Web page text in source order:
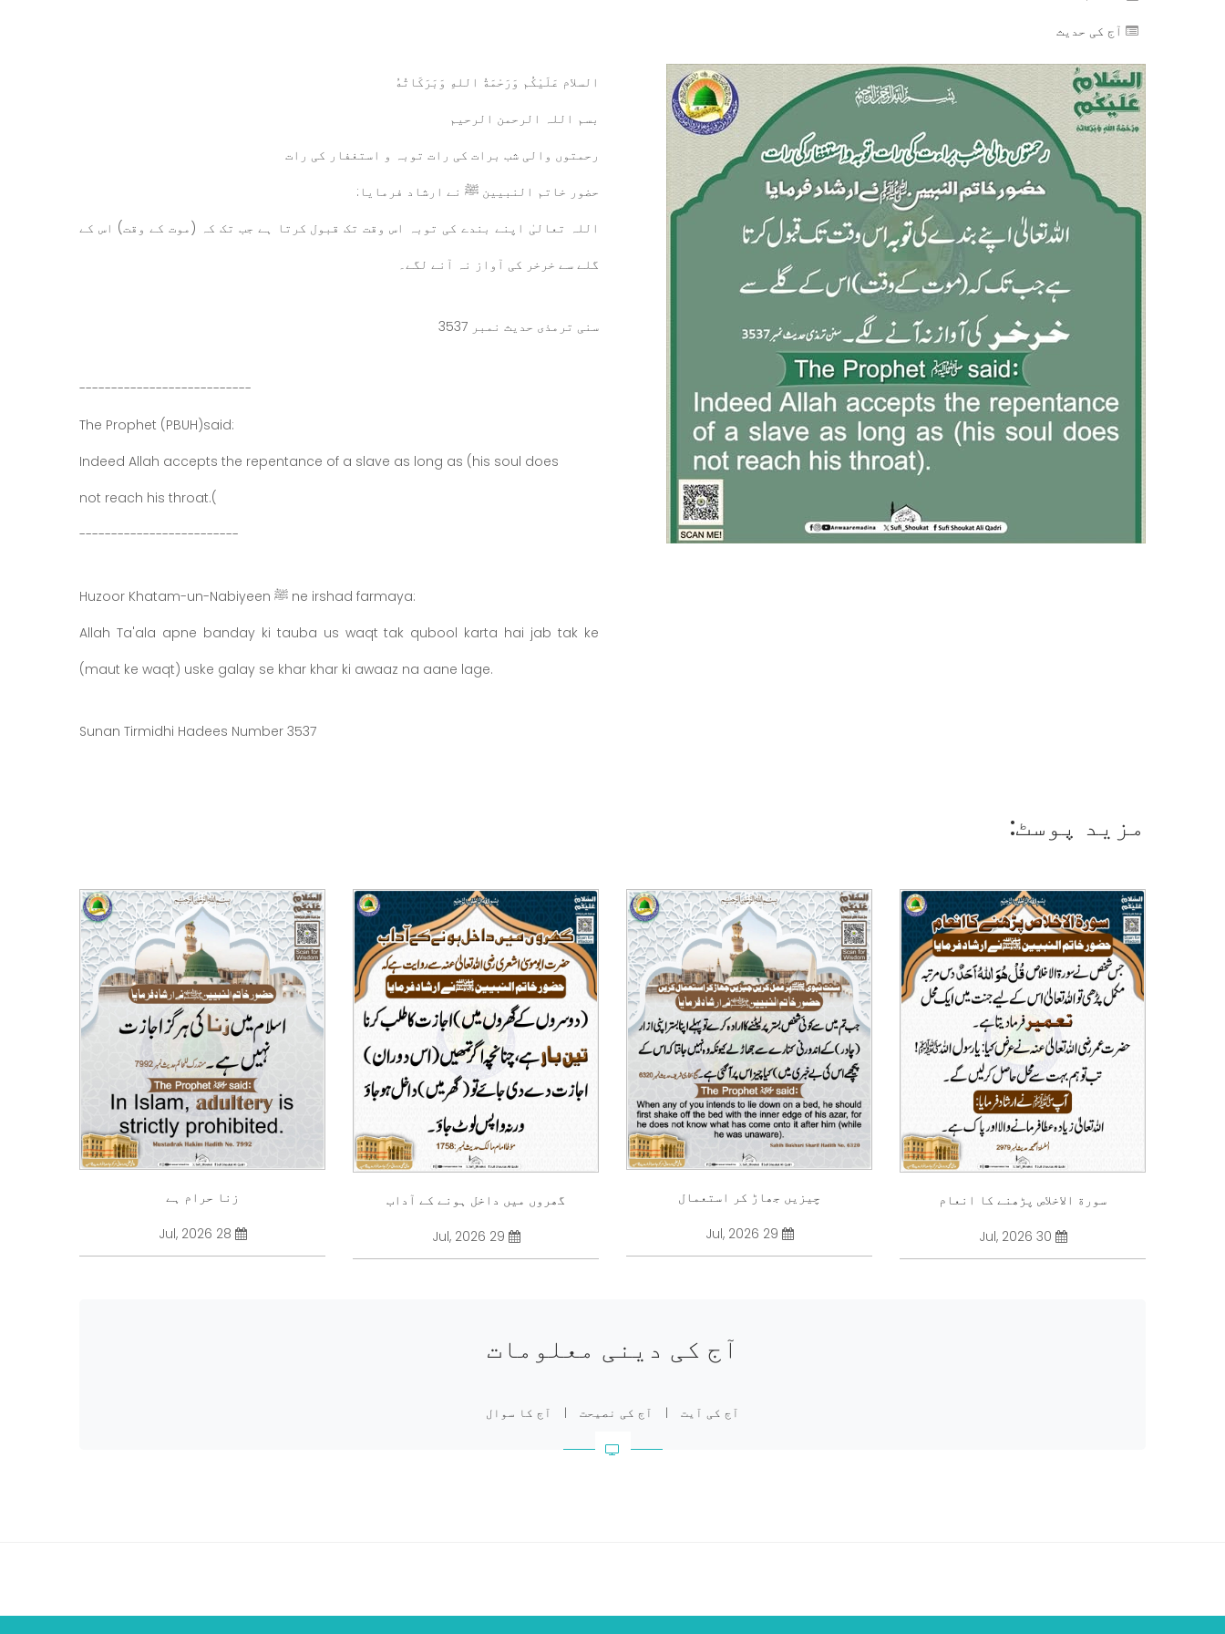
آج کی حدیث
السلام عَلَيْكُم وَرَحْمَةُ اللهِ وَبَرَكَاتُهُ
بسم اللہ الرحمن الرحيم
رحمتوں والی شب برات کی رات توبہ و استغفار کی رات
حضور خاتم النبیین ﷺ نے ارشاد فرمایا:
اللہ تعالیٰ اپنے بندے کی توبہ اس وقت تک قبول کرتا ہے جب تک کہ (موت کے وقت) اس کے
گلے سے خرخر کی آواز نہ آنے لگے۔
سنی ترمذی حدیث نمبر 3537
---------------------------
The Prophet (PBUH)said:
Indeed Allah accepts the repentance of a slave as long as (his soul does
not reach his throat).
-------------------------
Huzoor Khatam-un-Nabiyeen ﷺ ne irshad farmaya:
Allah Ta'ala apne banday ki tauba us waqt tak qubool karta hai jab tak ke
(maut ke waqt) uske galay se khar khar ki awaaz na aane lage.
Sunan Tirmidhi Hadees Number 3537
مزید پوسٹ:
سورة الاخلاص پڑھنے کا انعام
چیزیں جھاڑ کر استعمال
گھروں میں داخل ہونے کے آداب
زنا حرام ہے
آج کی دینی معلومات
آج کی آیت | آج کی نصیحت | آج کا سوال